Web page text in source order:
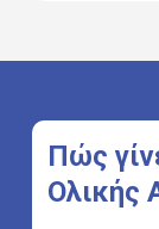
Πώς
Ολικής